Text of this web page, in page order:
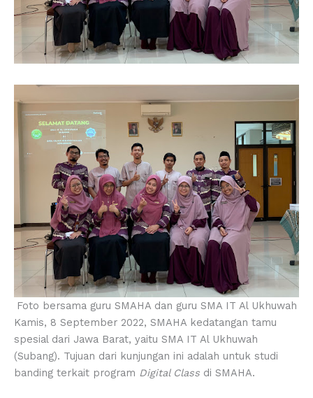
Foto bersama guru SMAHA dan guru SMA IT Al Ukhuwah
Kamis, 8 September 2022, SMAHA kedatangan tamu
spesial dari Jawa Barat, yaitu SMA IT Al Ukhuwah
(Subang). Tujuan dari kunjungan ini adalah untuk studi
banding terkait program Digital Class di SMAHA.